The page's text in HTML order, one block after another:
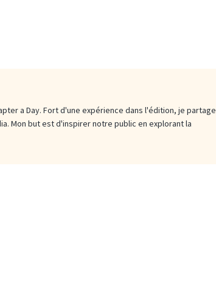
a Day. Fort d'une expérience dans l'édition, je partage
Mon but est d'inspirer notre public en explorant la